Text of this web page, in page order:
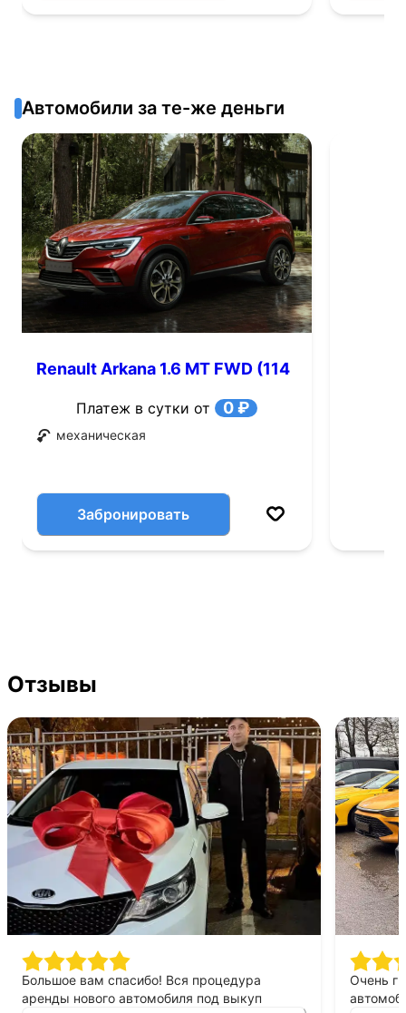
Автомобили за те-же деньги
Renault Arkana 1.6 MT FWD (114
Платеж в сутки от 0 ₽
механическая
Забронировать
Отзывы
Большое вам спасибо! Вся процедура
аренды нового автомобиля под выкуп
Очень